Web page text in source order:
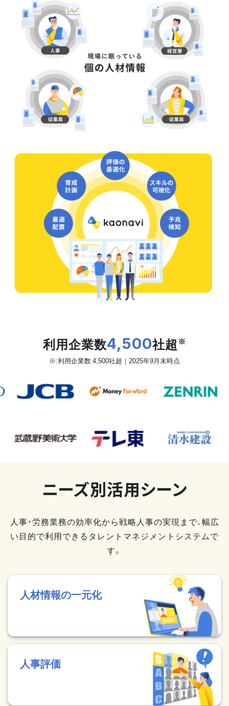
利用企業数4,500社超 ※
※:利用企業数 4,500社超｜2025年9月末時点
ニーズ別活用シーン
人事・労務業務の効率化から戦略人事の実現まで、幅広
い目的で利用できるタレントマネジメントシステムで
す。
人材情報の一元化
人事評価